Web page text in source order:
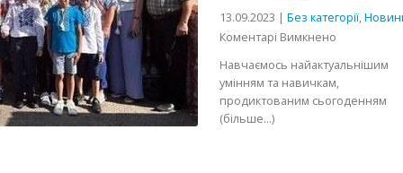
13.09.2023 | Без категорії,
Коментарі Вимкнено
ліцеї
Навчаємось найактуальнішим
умінням та навичкам,
продиктованим сьогоденням
(більше…)